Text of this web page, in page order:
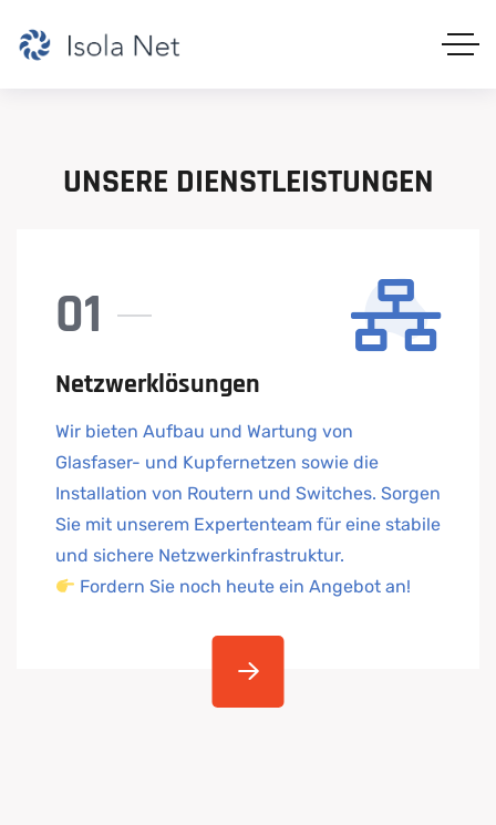
UNSERE DIENSTLEISTUNGEN
01
Netzwerklösungen
Wir bieten Aufbau und Wartung von
Glasfaser- und Kupfernetzen sowie die
Installation von Routern und Switches. Sorgen
Sie mit unserem Expertenteam für eine stabile
und sichere Netzwerkinfrastruktur.
Fordern Sie noch heute ein Angebot an!